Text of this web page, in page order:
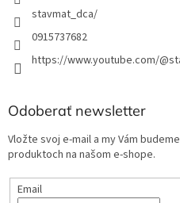
stavmat_dca/
0915737682
https://www.youtube.com/
Odoberať newsletter
Vložte svoj e-mail a my Vám
produktoch na našom e-shope.
Email